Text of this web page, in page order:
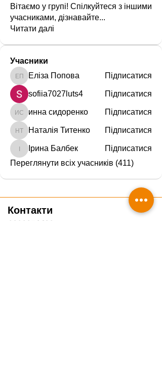
Вітаємо у групі! Спілкуйтеся з іншими
учасниками, дізнавайте...
Читати далі
Учасники
Еліза Попова
Еліза Попова Підписатися
sofiia7027luts4 Підписатися
инна сидоренко
инна сидоренко Підписатися
Наталія Титенко
Наталія Титенко Підписатися
Ірина Балбек
Ірина Балбек
Підписатися
Переглянути всіх учасників (411)
Контакти
0800351428